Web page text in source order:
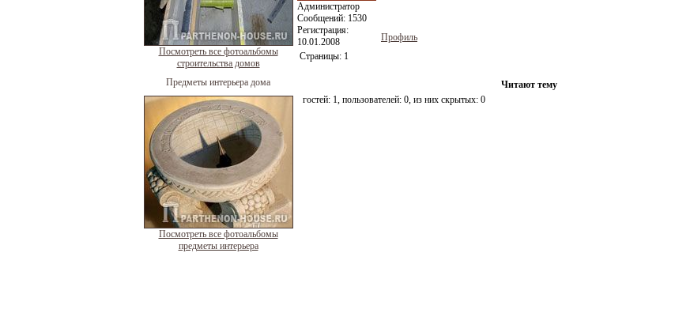
Посмотреть все фотоальбомы
строительства домов
Предметы интерьера дома
Посмотреть все фотоальбомы
предметы интерьера
Администратор
Сообщений: 1530
Регистрация:
10.01.2008
Профиль
Страницы: 1
Читают тему
гостей: 1, пользователей: 0, из них скрытых: 0